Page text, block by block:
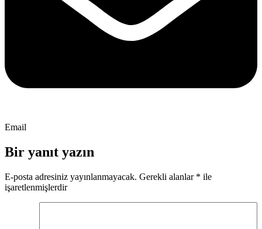
Email
Bir yanıt yazın
E-posta adresiniz yayınlanmayacak. Gerekli alanlar * ile
işaretlenmişlerdir